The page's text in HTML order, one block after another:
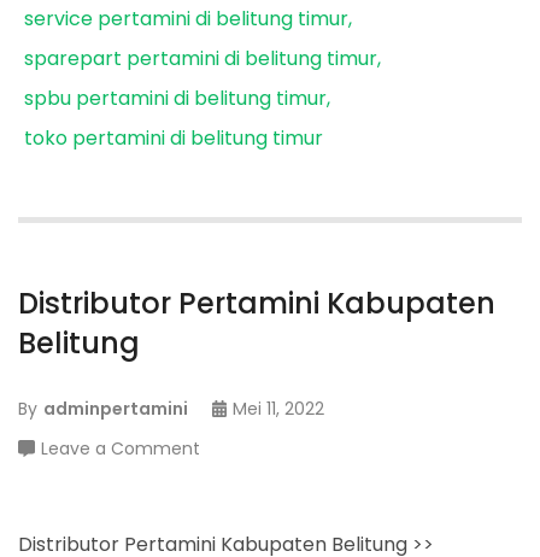
service pertamini di belitung timur
sparepart pertamini di belitung timur
spbu pertamini di belitung timur
toko pertamini di belitung timur
Distributor Pertamini Kabupaten
Belitung
By adminpertamini
Mei 11, 2022
Leave a Comment
Kabupaten
Distributor Pertamini Kabupaten Belitung >>